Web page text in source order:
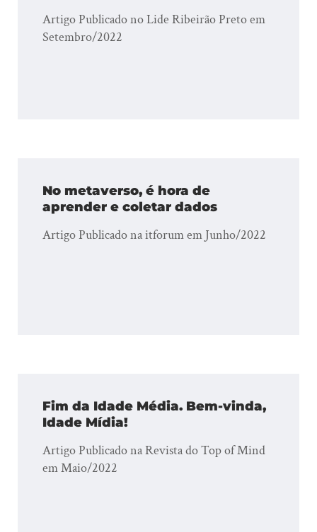
Artigo Publicado no Lide Ribeirão Preto em
Setembro/2022
No metaverso, é hora de
aprender e coletar dados
Artigo Publicado na itforum em Junho/2022
Fim da Idade Média. Bem-vinda,
Idade Mídia!
Artigo Publicado na Revista do Top of Mind
em Maio/2022